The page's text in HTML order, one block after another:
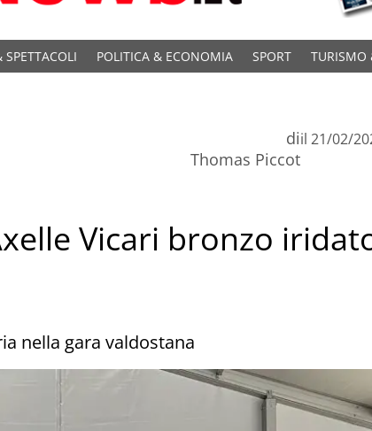
SPETTACOLI POLITICA & ECONOMIA SPORT TURISMO
di
Thomas Piccot
il 21/02/
Vicari bronzo
nella gara valdostana